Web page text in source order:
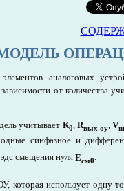
аналоговых
от количества
учитывает К0, Rвых оу, Vm
синфазное и
смещения нуля Есм0.
которая использует одну